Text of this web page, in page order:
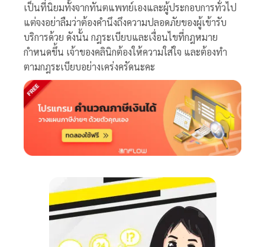
เป็นที่นิยมทั้งจากทันตแพทย์เองและผู้ประกอบการทั่วไป
แต่จงอย่าลืมว่าต้องคำนึงถึงความปลอดภัยของผู้เข้ารับ
บริการด้วย ดังนั้น กฎระเบียบและเงื่อนไขที่กฎหมาย
กำหนดขึ้น เจ้าของคลินิกต้องให้ความใส่ใจ และต้องทำ
ตามกฎระเบียบอย่างเคร่งครัดนะคะ